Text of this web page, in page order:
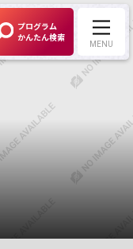
プログラム
かんたん検索
MENU